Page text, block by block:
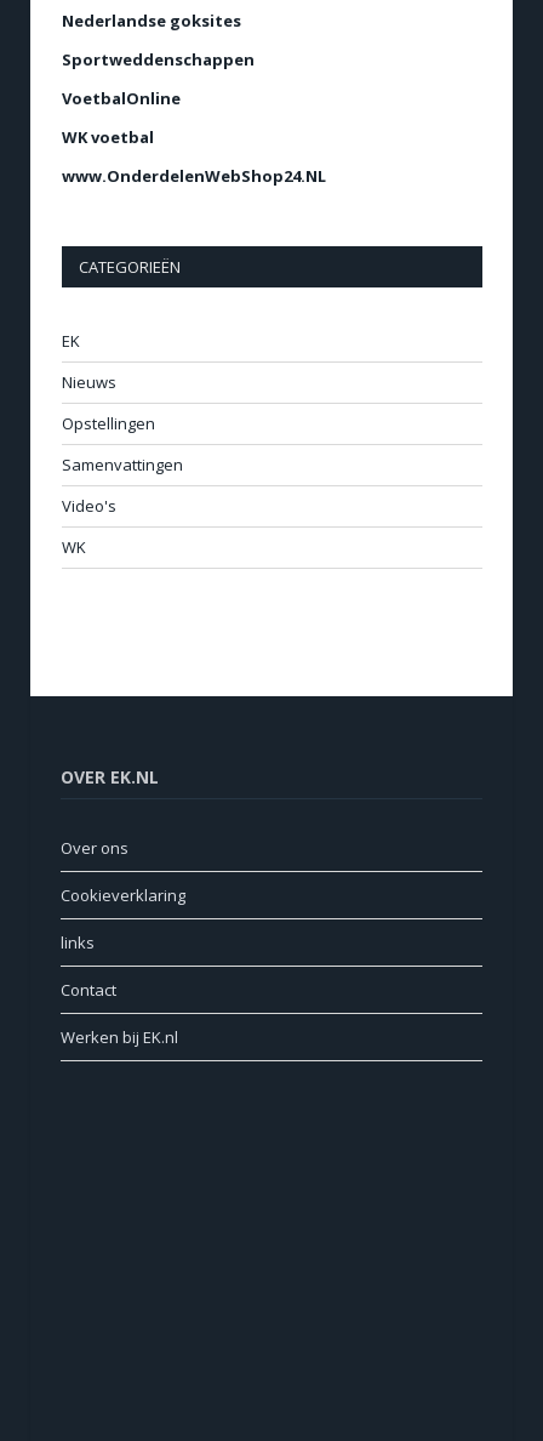
Nederlandse goksites
Sportweddenschappen
VoetbalOnline
WK voetbal
www.OnderdelenWebShop24.NL
CATEGORIEËN
EK
Nieuws
Opstellingen
Samenvattingen
Video's
WK
OVER EK.NL
Over ons
Cookieverklaring
links
Contact
Werken bij EK.nl